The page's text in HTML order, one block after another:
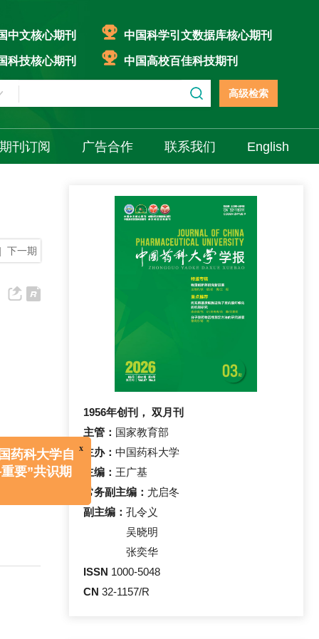
中文核心期刊 中国科学引文数据库核心期刊
科技核心期刊 中国高校百佳科技期刊
高级检索
期刊订阅 广告合作 联系我们 English
| 下一期
1956年创刊， 双月刊
主管： 国家教育部
主办： 中国药科大学
主编： 王广基
常务副主编： 尤启冬
副主编： 孔令义
吴晓明
张奕华
ISSN 1000-5048
CN 32-1157/R
学自